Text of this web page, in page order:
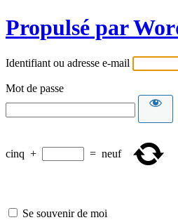
Propulsé par
Identifiant ou adresse e-mail
Mot de passe
cinq + = neuf
Se souvenir de moi